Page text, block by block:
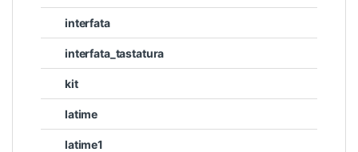
interfata
interfata_tastatura
kit
latime
latime1